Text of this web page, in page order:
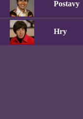
Postavy
Hry